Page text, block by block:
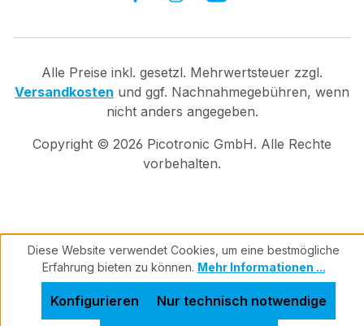
Alle Preise inkl. gesetzl. Mehrwertsteuer zzgl.
Versandkosten und ggf. Nachnahmegebühren, wenn
nicht anders angegeben.
Copyright © 2026 Picotronic GmbH. Alle Rechte
vorbehalten.
Diese Website verwendet Cookies, um eine bestmögliche
Erfahrung bieten zu können. Mehr Informationen ...
Nur technisch notwendige
Konfigurieren